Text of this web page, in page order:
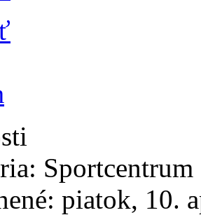
Sportcentrum
piatok, 10.